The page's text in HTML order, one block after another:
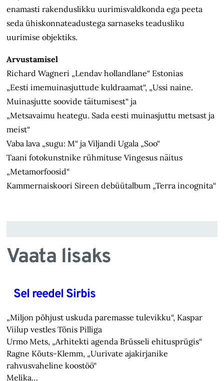
enamasti rakenduslikku uurimisvaldkonda ega peeta
seda ühiskonnateadustega sarnaseks teadusliku
uurimise objektiks.
Arvustamisel
Richard Wagneri „Lendav hollandlane“ Estonias
„Eesti imemuinasjuttude kuldraamat“, „Ussi naine.
Muinasjutte soovide täitumisest“ ja
„Metsavaimu heategu. Sada eesti muinasjuttu metsast ja
meist“
Vaba lava „sugu: M“ ja Viljandi Ugala „Soo“
Taani fotokunstnike rühmituse Vingesus näitus
„Metamorfoosid“
Kammernaiskoori Sireen debüütalbum „Terra incognita“
Vaata lisaks
Sel reedel Sirbis
„Miljon põhjust uskuda paremasse tulevikku“, Kaspar
Viilup vestles Tõnis Pilliga
Urmo Mets, „Arhitekti agenda Brüsseli ehitusprügis“
Ragne Kõuts-Klemm, „Uurivate ajakirjanike
rahvusvaheline koostöö“
Melika…